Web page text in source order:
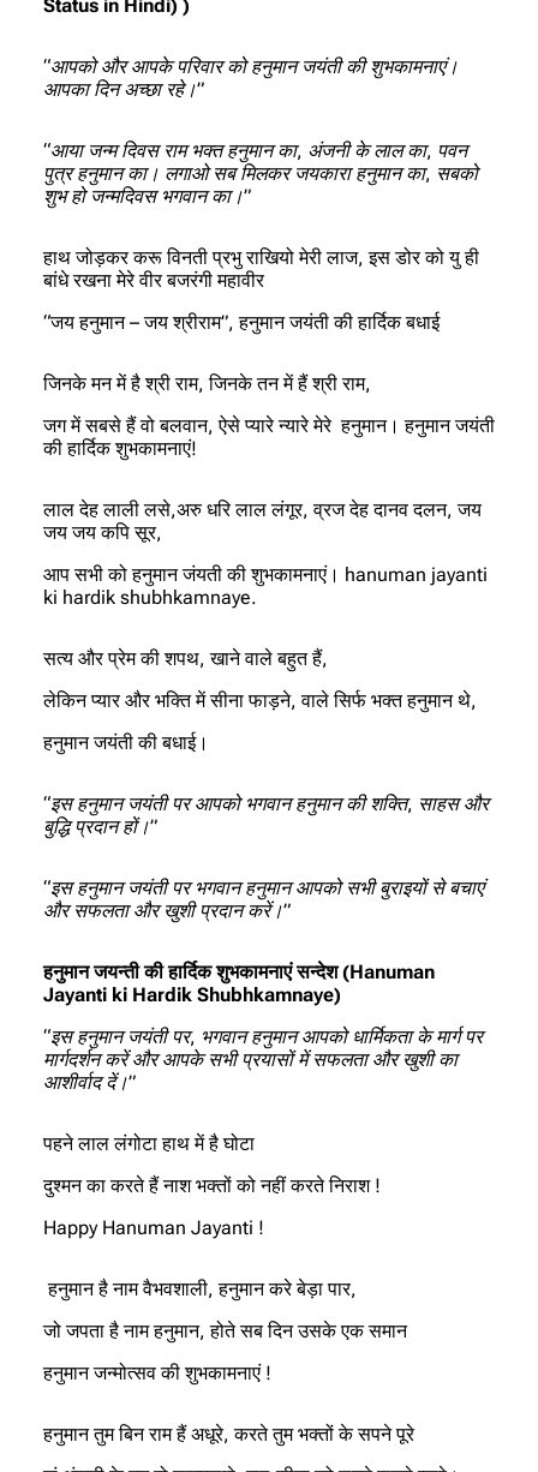
Status in Hindi) )
“आपको और आपके परिवार को हनुमान जयंती की शुभकामनाएं।
आपका दिन अच्छा रहे।”
“आया जन्म दिवस राम भक्त हनुमान का, अंजनी के लाल का, पवन
पुत्र हनुमान का। लगाओ सब मिलकर जयकारा हनुमान का, सबको
शुभ हो जन्मदिवस भगवान का।”
हाथ जोड़कर करू विनती प्रभु राखियो मेरी लाज, इस डोर को यु ही
बांधे रखना मेरे वीर बजरंगी महावीर
“जय हनुमान – जय श्रीराम”, हनुमान जयंती की हार्दिक बधाई
जिनके मन में है श्री राम, जिनके तन में हैं श्री राम,
जग में सबसे हैं वो बलवान, ऐसे प्यारे न्यारे मेरे हनुमान। हनुमान जयंती
की हार्दिक शुभकामनाएं!
लाल देह लाली लसे,अरु धरि लाल लंगूर, व्रज देह दानव दलन, जय
जय जय कपि सूर,
आप सभी को हनुमान जंयती की शुभकामनाएं। hanuman jayanti
ki hardik shubhkamnaye.
सत्य और प्रेम की शपथ, खाने वाले बहुत हैं,
लेकिन प्यार और भक्ति में सीना फाड़ने, वाले सिर्फ भक्त हनुमान थे,
हनुमान जयंती की बधाई।
“इस हनुमान जयंती पर आपको भगवान हनुमान की शक्ति, साहस और
बुद्धि प्रदान हों।”
“इस हनुमान जयंती पर भगवान हनुमान आपको सभी बुराइयों से बचाएं
और सफलता और खुशी प्रदान करें।”
हनुमान जयन्ती की हार्दिक शुभकामनाएं सन्देश (Hanuman
Jayanti ki Hardik Shubhkamnaye)
“इस हनुमान जयंती पर, भगवान हनुमान आपको धार्मिकता के मार्ग पर
मार्गदर्शन करें और आपके सभी प्रयासों में सफलता और खुशी का
आशीर्वाद दें।”
पहने लाल लंगोटा हाथ में है घोटा
दुश्मन का करते हैं नाश भक्तों को नहीं करते निराश !
Happy Hanuman Jayanti !
हनुमान है नाम वैभवशाली, हनुमान करे बेड़ा पार,
जो जपता है नाम हनुमान, होते सब दिन उसके एक समान
हनुमान जन्मोत्सव की शुभकामनाएं !
हनुमान तुम बिन राम हैं अधूरे, करते तुम भक्तों के सपने पूरे